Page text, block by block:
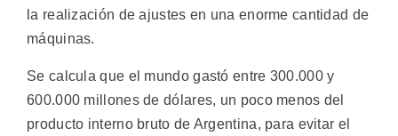
la realización de ajustes en una enorme cantidad de
máquinas.
Se calcula que el mundo gastó entre 300.000 y
600.000 millones de dólares, un poco menos del
producto interno bruto de Argentina, para evitar el